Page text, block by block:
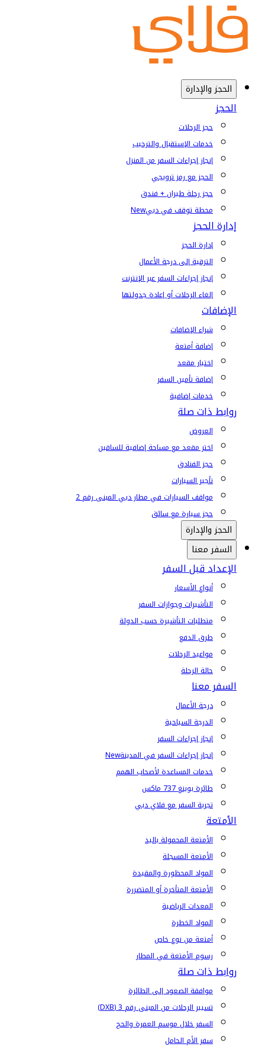
الحجز والإدارة
الحجز
حجز الرحلات
خدمات الإستقبال والترحيب
إنجاز إجراءات السفر من المنزل
الحجز مع رمز ترويجي
حجز رحلة طيران + فندق
محطة توقف في دبيNew
إدارة الحجز
إدارة الحجز
الترقية إلى درجة الأعمال
إنجاز إجراءات السفر عبر الإنترنت
إلغاء الرحلات أو إعادة جدولتها
الإضافات
شراء الإضافات
إضافة أمتعة
اختيار مقعد
إضافة تأمين السفر
خدمات إضافية
روابط ذات صلة
العروض
اختر مقعد مع مساحة إضافية للساقين
حجز الفنادق
تأجير السيارات
مواقف السيارات في مطار دبي المبنى رقم 2
حجز سيارة مع سائق
الحجز والإدارة
السفر معنا
الإعداد قبل السفر
أنواع الأسعار
التأشيرات وجوازات السفر
متطلبات التأشيرة حسب الدولة
طرق الدفع
مواعيد الرحلات
حالة الرحلة
السفر معنا
درجة الأعمال
الدرجة السياحية
إنجاز إجراءات السفر
إنجاز إجراءات السفر في المدينةNew
خدمات المساعدة لأصحاب الهمم
طائرة بوينغ 737 ماكس
تجربة السفر مع فلاي دبي
الأمتعة
الأمتعة المحمولة باليد
الأمتعة المسجلة
المواد المحظورة والمقيدة
الأمتعة المتأخرة أو المتضررة
المعدات الرياضية
المواد الخطرة
أمتعة من نوع خاص
رسوم الأمتعة في المطار
روابط ذات صلة
موافقة الصعود إلى الطائرة
تسيير الرحلات من المبنى رقم 3 (DXB)
السفر خلال موسم العمرة والحج
سفر الأم الحامل